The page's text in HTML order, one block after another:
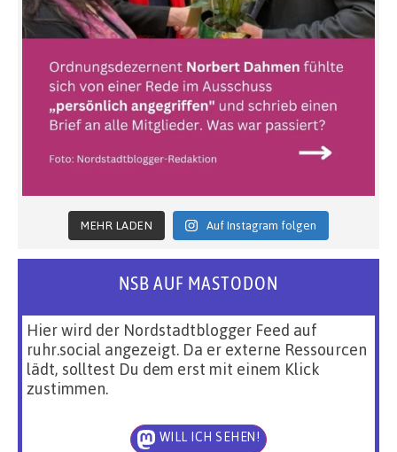
MEHR LADEN Auf Instagram folgen
NSB AUF MASTODON
Hier wird der Nordstadtblogger Feed auf
ruhr.social angezeigt. Da er externe Ressourcen
lädt, solltest Du dem erst mit einem Klick
zustimmen.
WILL ICH SEHEN!